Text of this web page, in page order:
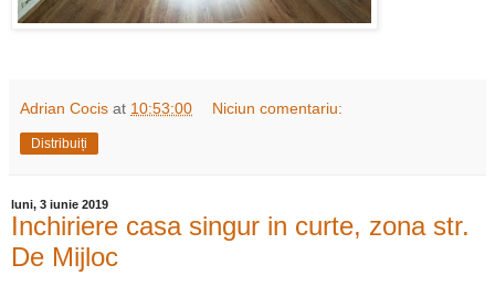
Adrian Cocis at 10:53:00 Niciun comentariu:
Distribuiți
luni, 3 iunie 2019
Inchiriere casa singur in curte, zona str.
De Mijloc